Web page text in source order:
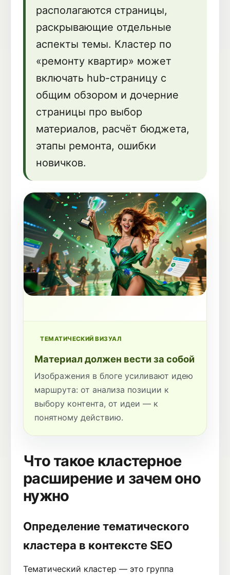
располагаются страницы,
раскрывающие отдельные
аспекты темы. Кластер по
«ремонту квартир» может
включать hub-страницу с
общим обзором и дочерние
страницы про выбор
материалов, расчёт бюджета,
этапы ремонта, ошибки
новичков.
ТЕМАТИЧЕСКИЙ ВИЗУАЛ
Материал должен вести за собой
Изображения в блоге усиливают идею
маршрута: от анализа позиции к
выбору контента, от идеи — к
понятному действию.
Что такое кластерное
расширение и зачем оно
нужно
Определение тематического
кластера в контексте SEO
Тематический кластер — это группа